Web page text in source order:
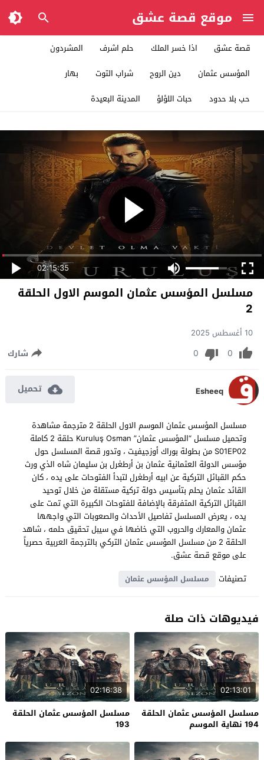
موقع قصة عشق
قصة عشق اذا خسر الملك حلم اشرف
المشردون
المؤسس عثمان
دين الروح شراب التوت
بهار
حب بلا حدود
حبات اللؤلؤ المدينة البعيدة
02:15:35
مسلسل المؤسس عثمان الموسم الاول الحلقة
2
10 أغسطس 2025
0
0 شارك
Esheeq تحميل
مسلسل المؤسس عثمان الموسم الاول الحلقة 2 مترجمة مشاهدة
وتحميل مسلسل “المؤسس عثمان” Kuruluş Osman حلقة 2 كاملة
S01EP02 من بطولة بوراك أوزجيفيت ، وتدور قصة المسلسل حول
مؤسس الدولة العثمانية عثمان بن أرطغرل بن سليمان شاه الذي ورث
حكم القبائل التركية عن ابيه أرطغرل لتبدأ الفتوحات على يده ، كان
القائد عثمان يحلم بتأسيس دولة تركية مستقلة من خلال توحيد
القبائل التركية المتفرقة بالإضافة للفتوحات الكبيرة التي تمت على
يده ، يعرض المسلسل تفاصيل الأحداث والصعوبات التي واجهها
عثمان والمعارك والحروب التي خاضها في سيبل تحقيق حلمه ، شاهد
الحلقة 2 من مسلسل المؤسس عثمان التركي بالترجمة العربية حصرياً
على موقع قصة عشق.
تصنيفات
مسلسل المؤسس عثمان
فيديوهات ذات صلة
02:13:01
مسلسل المؤسس عثمان الحلقة
194 نهاية الموسم
02:16:38
مسلسل المؤسس عثمان الحلقة
193